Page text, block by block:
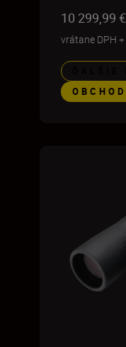
10 299,99 €
vrátane DPH +
OBCHOD